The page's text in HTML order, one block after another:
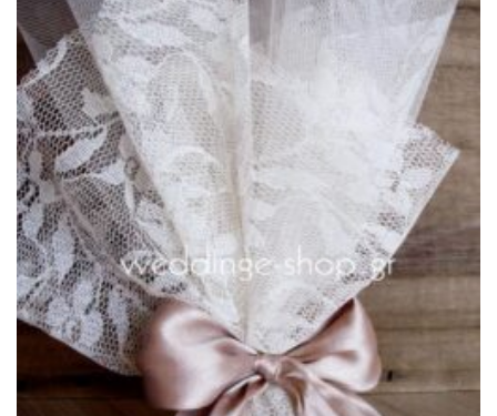
Πρόσθήκη
στην λίστα
επιθυμιών